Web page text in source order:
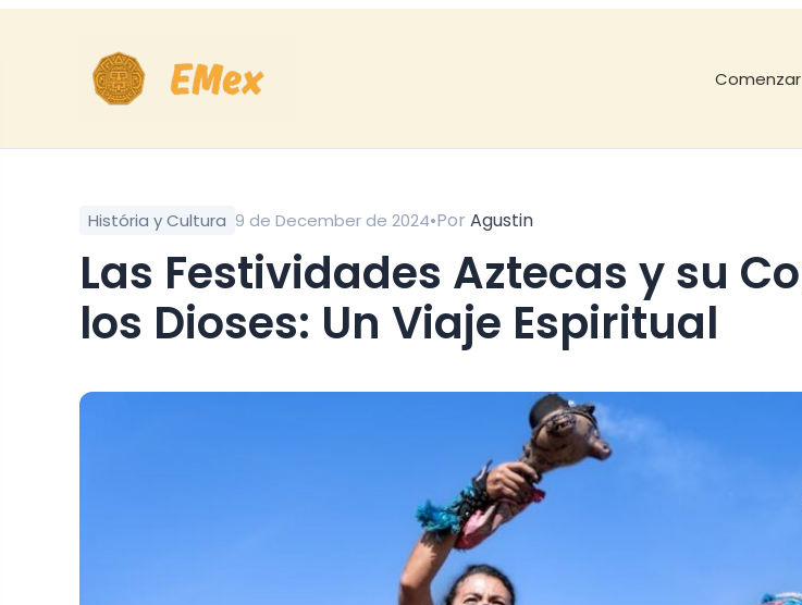
Comenzar
História y Cultura 9 de December de 2024•Por Agustin
Las Festividades Aztecas y su Conexión con
los Dioses: Un Viaje Espiritual